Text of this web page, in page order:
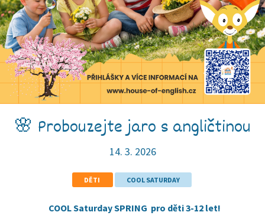
🌸 Probouzejte jaro s angličtinou
14. 3. 2026
DĚTI COOL SATURDAY
COOL Saturday SPRING pro děti 3-12 let!